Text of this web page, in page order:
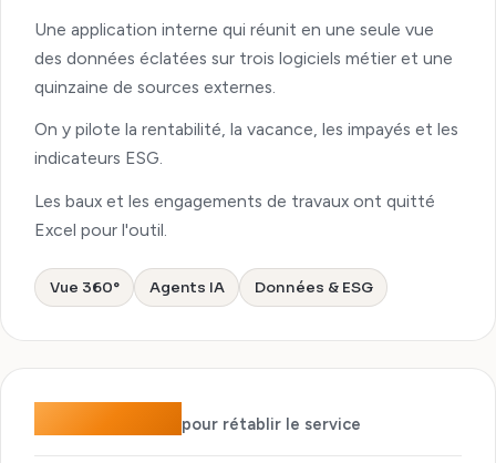
Une application interne qui réunit en une seule vue
des données éclatées sur trois logiciels métier et une
quinzaine de sources externes.
On y pilote la rentabilité, la vacance, les impayés et les
indicateurs ESG.
Les baux et les engagements de travaux ont quitté
Excel pour l'outil.
Vue 360° Agents IA Données & ESG
pour rétablir le service